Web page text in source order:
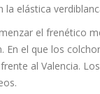
elástica
el frenético
En el que los
al Valencia.